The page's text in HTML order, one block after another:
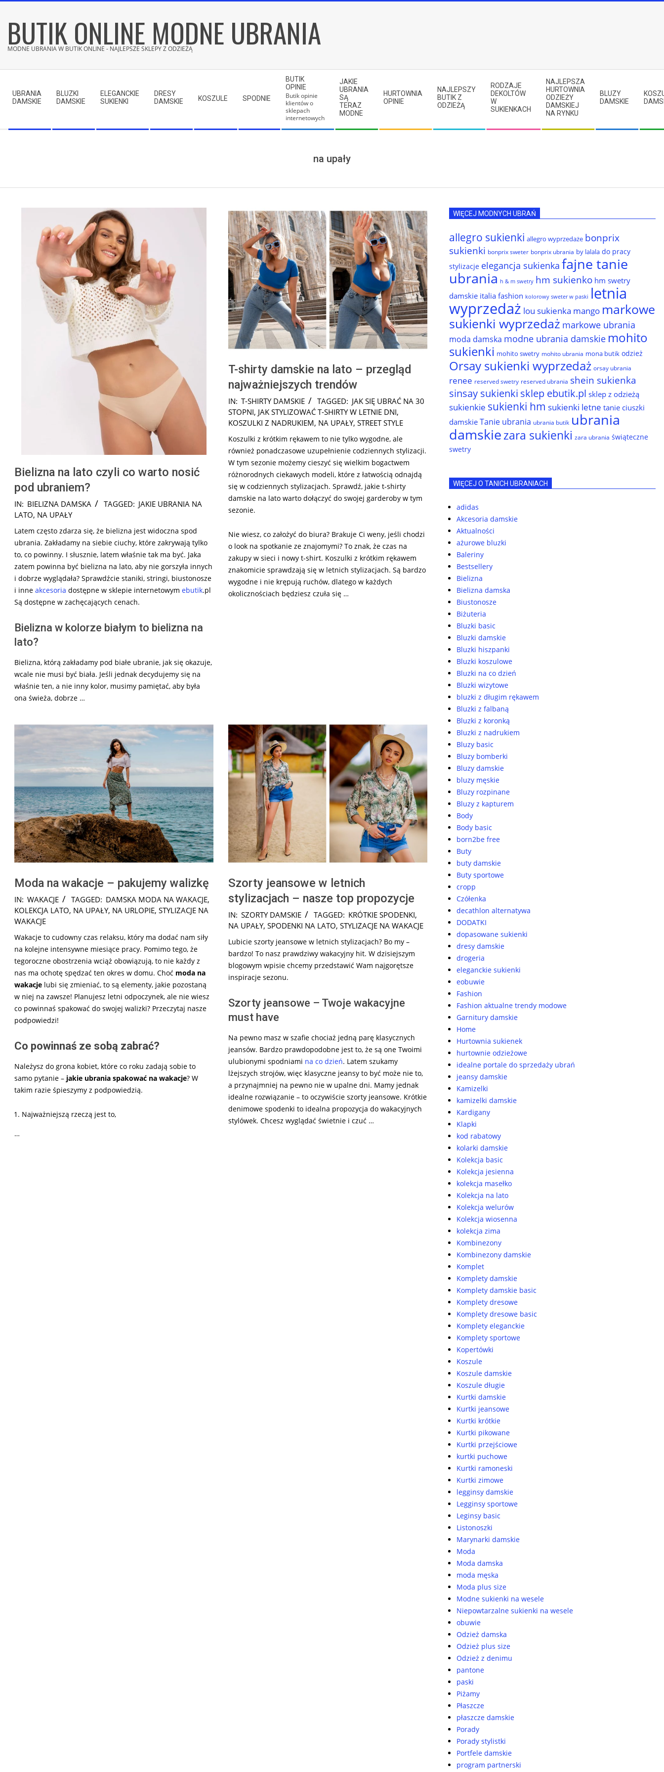
contentBUTIK ONLINE MODNE UBRANIA
MODNE UBRANIA W BUTIK ONLINE - NAJLEPSZE SKLEPY Z ODZIEŻĄ
Menu
UBRANIA
DAMSKIE
BLUZKI
DAMSKIE
ELEGANCKIE
SUKIENKI
DRESY
DAMSKIE
KOSZULE SPODNIE
BUTIK
OPINIE
Butik opinie
klientów o
sklepach
internetowych
JAKIE
UBRANIA
SĄ
TERAZ
MODNE
HURTOWNIA
OPINIE
NAJLEPSZY
BUTIK Z
ODZIEŻĄ
RODZAJE
DEKOLTÓW
W
SUKIENKACH
NAJLEPSZA
HURTOWNIA
ODZIEŻY
DAMSKIEJ
NA RYNKU
BLUZY
DAMSKIE
na upały
Bielizna na lato czyli co warto nosić
pod ubraniem?
2025-
10-
IN: BIELIZNA DAMSKA TAGGED: JAKIE UBRANIA NA
LATO, NA UPAŁY
Latem często zdarza się, że bielizna jest widoczna spod
ubrania. Zakładamy na siebie ciuchy, które zakrywają tylko
to, co powinny. I słusznie, latem właśnie tak ma być. Jaka
zatem powinna być bielizna na lato, aby nie gorszyła innych
i dobrze wyglądała? Sprawdźcie staniki, stringi, biustonosze
i inne akcesoria dostępne w sklepie internetowym ebutik.pl
Są dostępne w zachęcających cenach.
Bielizna w kolorze białym to bielizna na
lato?
Bielizna, którą zakładamy pod białe ubranie, jak się okazuje,
wcale nie musi być biała. Jeśli jednak decydujemy się na
właśnie ten, a nie inny kolor, musimy pamiętać, aby była
ona świeża, dobrze …
T-shirty damskie na lato – przegląd
najważniejszych trendów
2025-
08-
02
IN: T-SHIRTY DAMSKIE TAGGED: JAK SIĘ UBRAĆ NA 30
STOPNI, JAK STYLIZOWAĆ T-SHIRTY W LETNIE DNI,
KOSZULKI Z NADRUKIEM, NA UPAŁY, STREET STYLE
Koszulki z krótkim rękawem to nie tylko wygodne, ale
również ponadczasowe uzupełnienie codziennych stylizacji.
W tym sezonie możemy cieszyć się wielkim bogactwem
różnorodnych ciekawych modeli, które z łatwością odnajdą
się w codziennych stylizacjach. Sprawdź, jakie t-shirty
damskie na lato warto dołączyć do swojej garderoby w tym
sezonie.
Nie wiesz, co założyć do biura? Brakuje Ci weny, jeśli chodzi
o look na spotkanie ze znajomymi? To znak, że czas na
zakupy w sieci i nowy t-shirt. Koszulki z krótkim rękawem
znakomicie sprawdzają się w letnich stylizacjach. Są bardzo
wygodne i nie krępują ruchów, dlatego w każdych
okolicznościach będziesz czuła się …
Moda na wakacje – pakujemy walizkę
2025-
07-
29
IN: WAKACJE TAGGED: DAMSKA MODA NA WAKACJE,
KOLEKCJA LATO, NA UPAŁY, NA URLOPIE, STYLIZACJE NA
WAKACJE
Wakacje to cudowny czas relaksu, który ma dodać nam siły
na kolejne intensywne miesiące pracy. Pomimo tego, że
tegoroczne obostrzenia wciąż obowiązują, to nie każdy z
nas ma ochotę spędzać ten okres w domu. Choć moda na
wakacje lubi się zmieniać, to są elementy, jakie pozostaną
w niej na zawsze! Planujesz letni odpoczynek, ale nie wiesz
co powinnaś spakować do swojej walizki? Przeczytaj nasze
podpowiedzi!
Co powinnaś ze sobą zabrać?
Należysz do grona kobiet, które co roku zadają sobie to
samo pytanie – jakie ubrania spakować na wakacje? W
takim razie śpieszymy z podpowiedzią.
Najważniejszą rzeczą jest to,
…
Szorty jeansowe w letnich
stylizacjach – nasze top propozycje
2025-
07-
IN: SZORTY DAMSKIE TAGGED: KRÓTKIE SPODENKI,
NA UPAŁY, SPODENKI NA LATO, STYLIZACJE NA WAKACJE
Lubicie szorty jeansowe w letnich stylizacjach? Bo my –
bardzo! To nasz prawdziwy wakacyjny hit. W dzisiejszym
blogowym wpisie chcemy przedstawić Wam najgorętsze
inspiracje sezonu.
Szorty jeansowe – Twoje wakacyjne
must have
Na pewno masz w szafie chociaż jedną parę klasycznych
jeansów. Bardzo prawdopodobne jest to, że są one Twoimi
ulubionymi spodniami na co dzień. Latem szukamy
lżejszych strojów, więc klasyczne jeansy to być może nie to,
a przynajmniej na pewno nie w upalne dni. Mamy jednak
idealne rozwiązanie – to oczywiście szorty jeansowe. Krótkie
denimowe spodenki to idealna propozycja do wakacyjnych
stylówek. Chcesz wyglądać świetnie i czuć …
WIĘCEJ MODNYCH UBRAŃ
allegro sukienki allegro wyprzedaże bonprix
sukienki bonprix sweter bonprix ubrania by lalala do pracy
stylizacje elegancja sukienka fajne tanie
ubrania h & m swetry hm sukienko hm swetry
damskie italia fashion kolorowy sweter w paski letnia
wyprzedaż lou sukienka mango markowe
sukienki wyprzedaż markowe ubrania
moda damska modne ubrania damskie mohito
sukienki mohito swetry mohito ubrania mona butik odzież
Orsay sukienki wyprzedaż orsay ubrania
renee reserved swetry reserved ubrania shein sukienka
sinsay sukienki sklep ebutik.pl sklep z odzieżą
sukienkie sukienki hm sukienki letne tanie ciuszki
damskie Tanie ubrania ubrania butik ubrania
damskiezara sukienki zara ubrania świąteczne
swetry
WIĘCEJ O TANICH UBRANIACH
adidas
Akcesoria damskie
Aktualności
ażurowe bluzki
Baleriny
Bestsellery
Bielizna
Bielizna damska
Biustonosze
Biżuteria
Bluzki basic
Bluzki damskie
Bluzki hiszpanki
Bluzki koszulowe
Bluzki na co dzień
Bluzki wizytowe
bluzki z długim rękawem
Bluzki z falbaną
Bluzki z koronką
Bluzki z nadrukiem
Bluzy basic
Bluzy bomberki
Bluzy damskie
bluzy męskie
Bluzy rozpinane
Bluzy z kapturem
Body
Body basic
born2be free
Buty
buty damskie
Buty sportowe
cropp
Czółenka
decathlon alternatywa
DODATKI
dopasowane sukienki
dresy damskie
drogeria
eleganckie sukienki
eobuwie
Fashion
Fashion aktualne trendy modowe
Garnitury damskie
Home
Hurtownia sukienek
hurtownie odzieżowe
idealne portale do sprzedaży ubrań
jeansy damskie
Kamizelki
kamizelki damskie
Kardigany
Klapki
kod rabatowy
kolarki damskie
Kolekcja basic
Kolekcja jesienna
kolekcja masełko
Kolekcja na lato
Kolekcja welurów
Kolekcja wiosenna
kolekcja zima
Kombinezony
Kombinezony damskie
Komplet
Komplety damskie
Komplety damskie basic
Komplety dresowe
Komplety dresowe basic
Komplety eleganckie
Komplety sportowe
Kopertówki
Koszule
Koszule damskie
Koszule długie
Kurtki damskie
Kurtki jeansowe
Kurtki krótkie
Kurtki pikowane
Kurtki przejściowe
kurtki puchowe
Kurtki ramoneski
Kurtki zimowe
legginsy damskie
Legginsy sportowe
Leginsy basic
Listonoszki
Marynarki damskie
Moda
Moda damska
moda męska
Moda plus size
Modne sukienki na wesele
Niepowtarzalne sukienki na wesele
obuwie
Odzież damska
Odzież plus size
Odzież z denimu
pantone
paski
Piżamy
Płaszcze
płaszcze damskie
Porady
Porady stylistki
Portfele damskie
program partnerski